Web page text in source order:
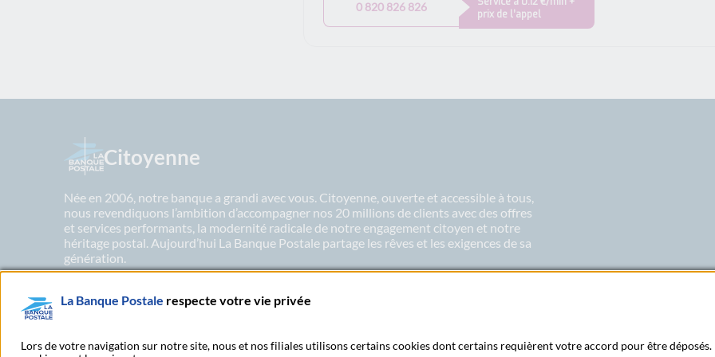
0 820 826 826
prix de l’appel
Citoyenne
Née en 2006, notre banque a grandi avec vous. Citoyenne, ouverte et accessible à tous,
nous revendiquons l’ambition d’accompagner nos 20 millions de clients avec des offres
et services performants, la modernité radicale de notre engagement citoyen et notre
héritage postal. Aujourd’hui La Banque Postale partage les rêves et les exigences de sa
génération.
En savoir plus sur nos engagements
La Banque Postale respecte votre vie privée
Lors de votre navigation sur notre site, nous et nos filiales utilisons certains cookies dont certains requièrent votre accord pour être déposés.